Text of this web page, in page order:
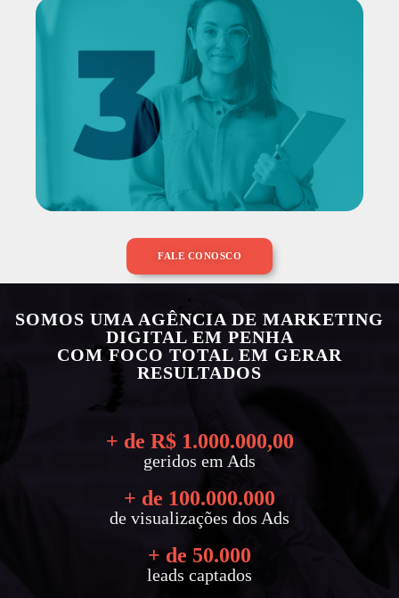
FALE CONOSCO
SOMOS UMA AGÊNCIA DE MARKETING
DIGITAL EM PENHA
COM FOCO TOTAL EM GERAR
RESULTADOS
+ de R$ 1.000.000,00
geridos em Ads
+ de 100.000.000
de visualizações dos Ads
+ de 50.000
leads captados